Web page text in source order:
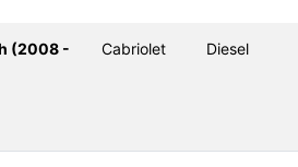
(2008 -
Cabriolet Diesel